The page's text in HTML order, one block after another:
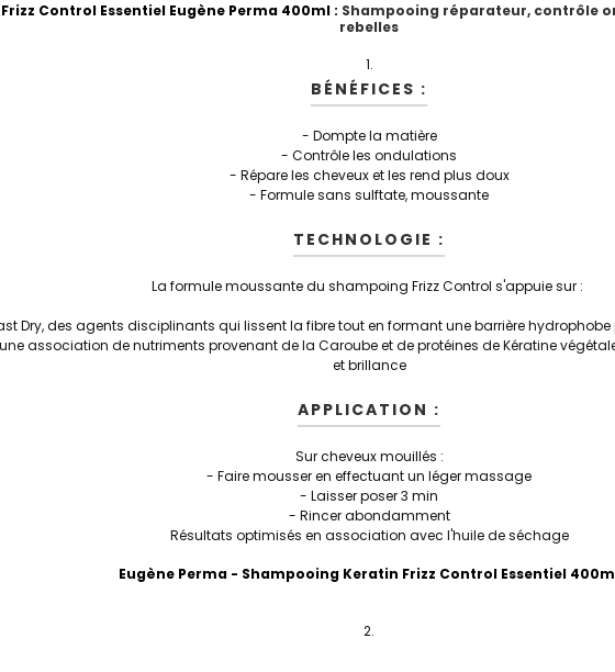
Control Essentiel Eugène Perma 400ml : Shampooing réparateur, contrôle
rebelles
BÉNÉFICES :
- Dompte la matière
- Contrôle les ondulations
- Répare les cheveux et les rend plus doux
- Formule sans sulftate, moussante
TECHNOLOGIE :
La formule moussante du shampoing Frizz Control s'appuie sur :
Dry, des agents disciplinants qui lissent la fibre tout en formant une barrière
association de nutriments provenant de la Caroube et de protéines de Kératine
et brillance
APPLICATION :
Sur cheveux mouillés :
- Faire mousser en effectuant un léger massage
- Laisser poser 3 min
- Rincer abondamment
Résultats optimisés en association avec l'huile de séchage
Eugène Perma - Shampooing Keratin Frizz Control Essentiel